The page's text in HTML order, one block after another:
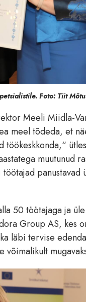
Foto: Tiit
Meeli Miidla-
meel tõdeda, et
töökeskkonda,“
muutunud
50 töötajaga ja
Group AS, kes
läbi tervise
võimalikult